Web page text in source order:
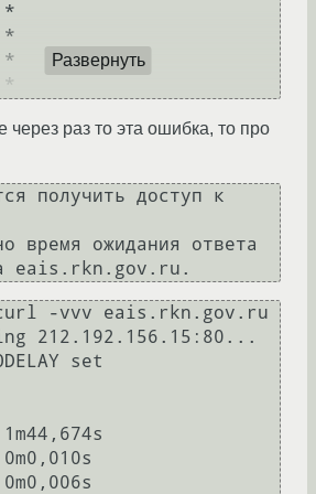
Развернуть
через раз то эта ошибка, то про
получить доступ к
время ожидания ответа
-vvv eais.rkn.gov.ru
212.192.156.15:80...
set